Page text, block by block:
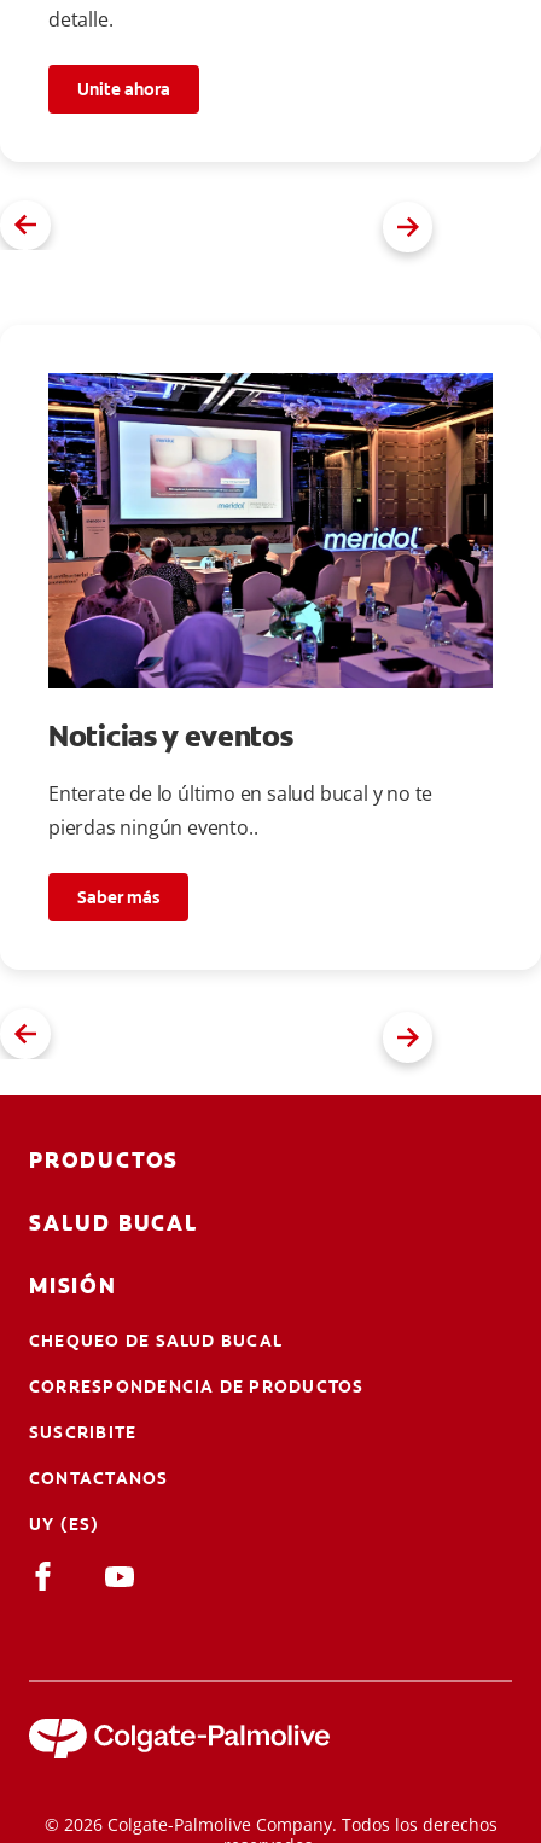
detalle.
Unite ahora
Noticias y eventos
Enterate de lo último en salud bucal y no te
pierdas ningún evento..
Saber más
PRODUCTOS
SALUD BUCAL
MISIÓN
CHEQUEO DE SALUD BUCAL
CORRESPONDENCIA DE PRODUCTOS
SUSCRIBITE
CONTACTANOS
UY (ES)
© 2026 Colgate-Palmolive Company. Todos los derechos